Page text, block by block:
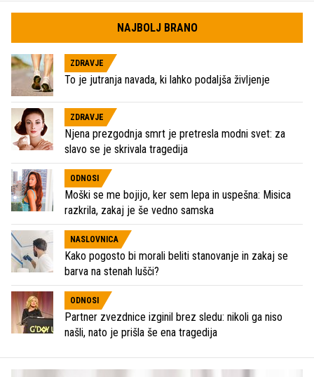
NAJBOLJ BRANO
ZDRAVJE
To je jutranja navada, ki lahko podaljša življenje
ZDRAVJE
Njena prezgodnja smrt je pretresla modni svet: za
slavo se je skrivala tragedija
ODNOSI
Moški se me bojijo, ker sem lepa in uspešna: Misica
razkrila, zakaj je še vedno samska
NASLOVNICA
Kako pogosto bi morali beliti stanovanje in zakaj se
barva na stenah lušči?
ODNOSI
Partner zvezdnice izginil brez sledu: nikoli ga niso
našli, nato je prišla še ena tragedija